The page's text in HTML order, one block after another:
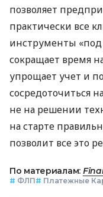
позволяет
практически все
инструменты
сокращает время
упрощает учет и
сосредоточиться
не на решении
на старте
позволит все это
По материалам:
# ФЛП# Платежные